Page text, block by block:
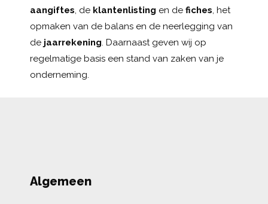
aangiftes, de klantenlisting en de fiches, het
opmaken van de balans en de neerlegging van
de jaarrekening. Daarnaast geven wij op
regelmatige basis een stand van zaken van je
onderneming.
Algemeen